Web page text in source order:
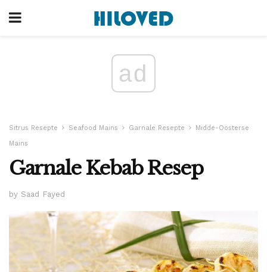
ad
Sitrus Resepte Seafood Mains Garnale Resepte
Midde-Oosterse
Mains
Garnale Kebab Resep
by Saad Fayed